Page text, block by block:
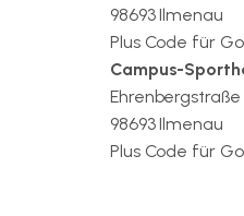
98693 Ilmenau
Plus Code für
Campus-
Ehrenbergstraße
98693 Ilmenau
Plus Code für